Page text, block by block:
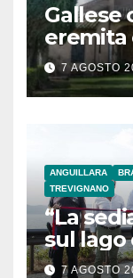
Gallese
eremita
secolo
7 AGOSTO
ANGUILLARA
TREVIGNANO
“La
sul lago
7 AGOSTO